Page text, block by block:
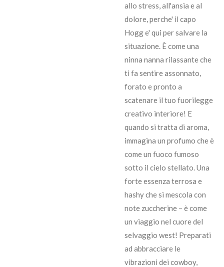
allo stress, all'ansia e al
dolore, perche' il capo
Hogg e' qui per salvare la
situazione. È come una
ninna nanna rilassante che
ti fa sentire assonnato,
forato e pronto a
scatenare il tuo fuorilegge
creativo interiore! E
quando si tratta di aroma,
immagina un profumo che è
come un fuoco fumoso
sotto il cielo stellato. Una
forte essenza terrosa e
hashy che si mescola con
note zuccherine – è come
un viaggio nel cuore del
selvaggio west! Preparati
ad abbracciare le
vibrazioni dei cowboy,